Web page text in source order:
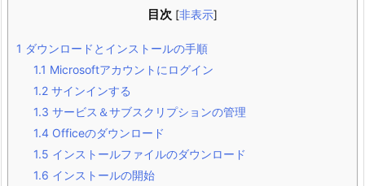
目次 [非表示]
1 ダウンロードとインストールの手順
1.1 Microsoftアカウントにログイン
1.2 サインインする
1.3 サービス＆サブスクリプションの管理
1.4 Officeのダウンロード
1.5 インストールファイルのダウンロード
1.6 インストールの開始